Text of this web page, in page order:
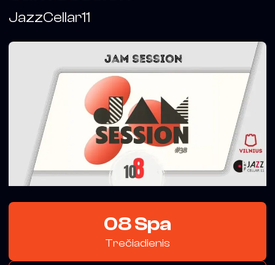
JazzCellar11
08 Spa
Trečiadienis